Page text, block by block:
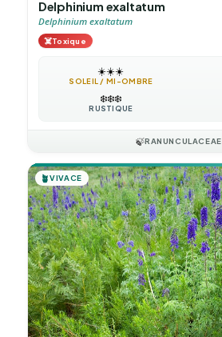
Delphinium exaltatum
Delphinium exaltatum
☠️Toxique
☀️☀️☀️
SOLEIL / MI-OMBRE
❄️❄️❄️
RUSTIQUE
🍃RANUNCULACEAE
🪴VIVACE